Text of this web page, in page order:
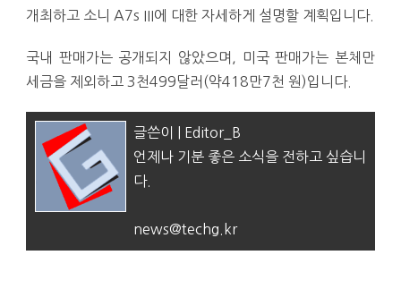
개최하고 소니 A7s III에 대한 자세하게 설명할 계획입니다.
국내 판매가는 공개되지 않았으며, 미국 판매가는 본체만
세금을 제외하고 3천499달러(약418만7천 원)입니다.
글쓴이 | Editor_B
언제나 기분 좋은 소식을 전하고 싶습니
다.
news@techg.kr